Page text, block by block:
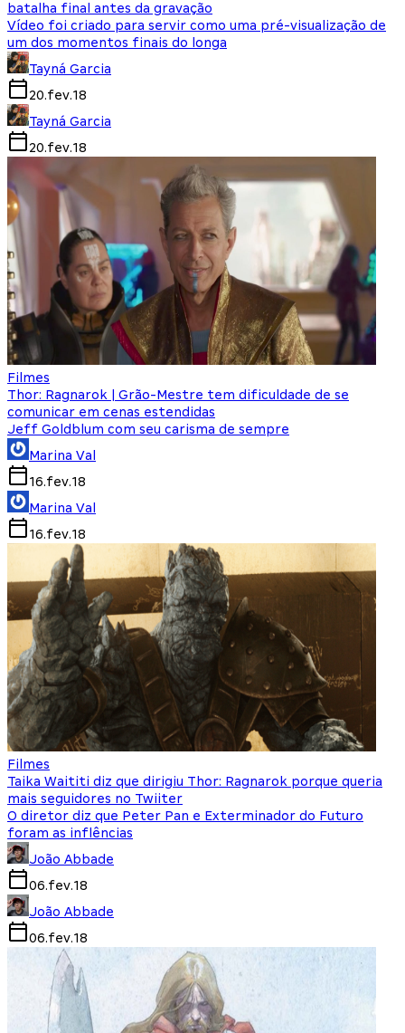
batalha final antes da gravação
Vídeo foi criado para servir como uma pré-visualização de
um dos momentos finais do longa
Tayná Garcia
20.fev.18
Tayná Garcia
20.fev.18
Filmes
Thor: Ragnarok | Grão-Mestre tem dificuldade de se
comunicar em cenas estendidas
Jeff Goldblum com seu carisma de sempre
Marina Val
16.fev.18
Marina Val
16.fev.18
Filmes
Taika Waititi diz que dirigiu Thor: Ragnarok porque queria
mais seguidores no Twiiter
O diretor diz que Peter Pan e Exterminador do Futuro
foram as inflências
João Abbade
06.fev.18
João Abbade
06.fev.18